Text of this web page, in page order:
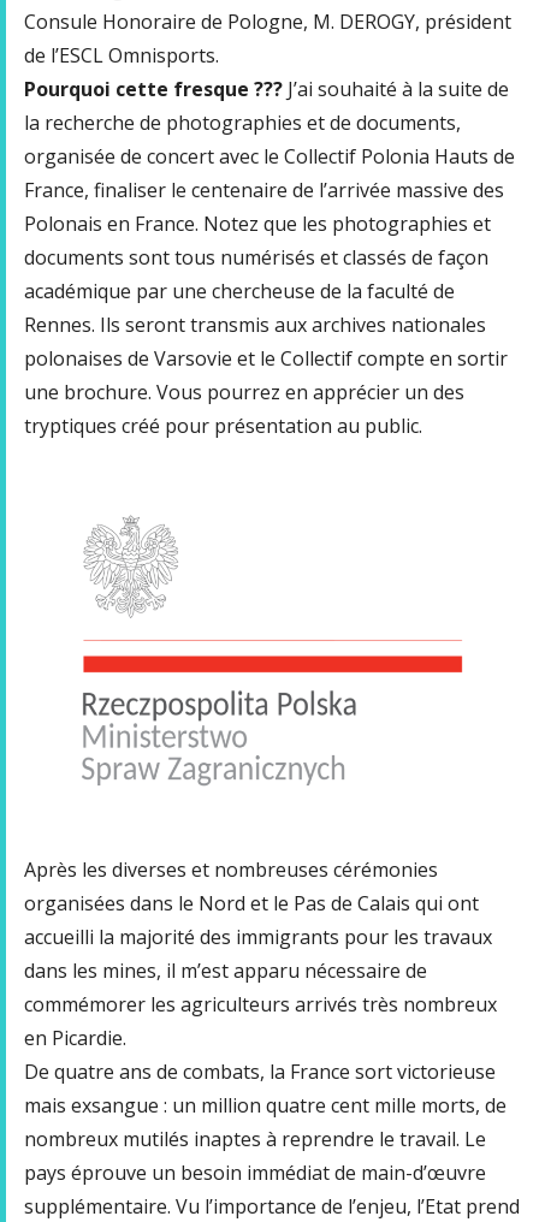
Consule Honoraire de Pologne, M. DEROGY, président
de l’ESCL Omnisports.
Pourquoi cette fresque ??? J’ai souhaité à la suite de
la recherche de photographies et de documents,
organisée de concert avec le Collectif Polonia Hauts de
France, finaliser le centenaire de l’arrivée massive des
Polonais en France. Notez que les photographies et
documents sont tous numérisés et classés de façon
académique par une chercheuse de la faculté de
Rennes. Ils seront transmis aux archives nationales
polonaises de Varsovie et le Collectif compte en sortir
une brochure. Vous pourrez en apprécier un des
tryptiques créé pour présentation au public.
Après les diverses et nombreuses cérémonies
organisées dans le Nord et le Pas de Calais qui ont
accueilli la majorité des immigrants pour les travaux
dans les mines, il m’est apparu nécessaire de
commémorer les agriculteurs arrivés très nombreux
en Picardie.
De quatre ans de combats, la France sort victorieuse
mais exsangue : un million quatre cent mille morts, de
nombreux mutilés inaptes à reprendre le travail. Le
pays éprouve un besoin immédiat de main-d’œuvre
supplémentaire. Vu l’importance de l’enjeu, l’Etat prend